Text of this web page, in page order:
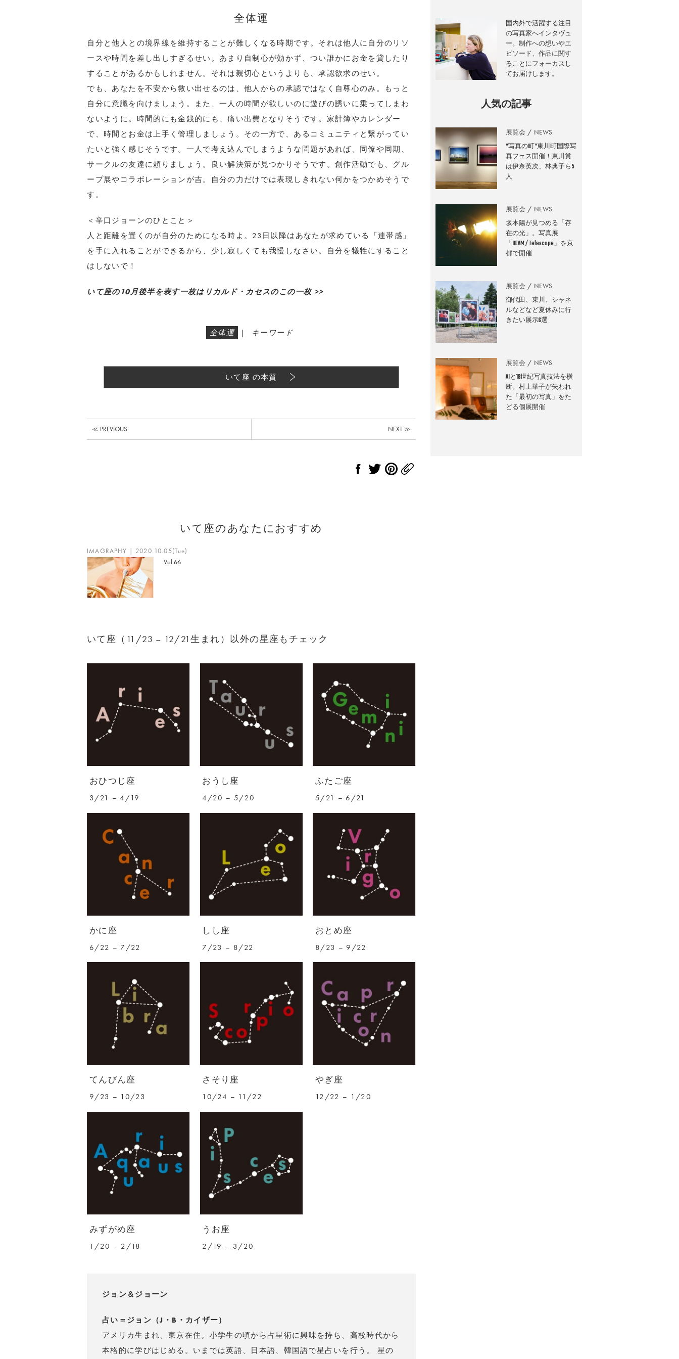
全体運
自分と他人との境界線を維持することが難しくなる時期です。それは他人に自分のリソ
ースや時間を差し出しすぎるせい。あまり自制心が効かず、つい誰かにお金を貸したり
することがあるかもしれません。それは親切心というよりも、承認欲求のせい。
でも、あなたを不安から救い出せるのは、他人からの承認ではなく自尊心のみ。もっと
自分に意識を向けましょう。また、一人の時間が欲しいのに遊びの誘いに乗ってしまわ
ないように。時間的にも金銭的にも、痛い出費となりそうです。家計簿やカレンダー
で、時間とお金は上手く管理しましょう。その一方で、あるコミュニティと繋がってい
たいと強く感じそうです。一人で考え込んでしまうような問題があれば、同僚や同期、
サークルの友達に頼りましょう。良い解決策が見つかりそうです。創作活動でも、グル
ープ展やコラボレーションが吉。自分の力だけでは表現しきれない何かをつかめそうで
す。
＜辛口ジョーンのひとこと＞
人と距離を置くのが自分のためになる時よ。23日以降はあなたが求めている「連帯感」
を手に入れることができるから、少し寂しくても我慢しなさい。自分を犠牲にすること
はしないで！
いて座の10月後半を表す一枚はリカルド・カセスのこの一枚 >>
全体運 | キーワード
いて座 の本質
≪ PREVIOUS NEXT ≫
いて座のあなたにおすすめ
IMAGRAPHY | 2020.10.05(Tue)
Vol.66
いて座（11/23 – 12/21生まれ）以外の星座もチェック
おひつじ座
3/21 – 4/19
おうし座
4/20 – 5/20
ふたご座
5/21 – 6/21
かに座
6/22 – 7/22
しし座
7/23 – 8/22
おとめ座
8/23 – 9/22
てんびん座
9/23 – 10/23
さそり座
10/24 – 11/22
やぎ座
12/22 – 1/20
みずがめ座
1/20 – 2/18
うお座
2/19 – 3/20
ジョン＆ジョーン
占い＝ジョン（J・B・カイザー）
アメリカ生まれ、東京在住。小学生の頃から占星術に興味を持ち、高校時代から
本格的に学びはじめる。いまでは英語、日本語、韓国語で星占いを行う。 星の
国内外で活躍する注目
の写真家へインタヴュ
ー。制作への想いやエ
ピソード、作品に関す
ることにフォーカスし
てお届けします。
人気の記事
展覧会 NEWS
”写真の町”東川町国際写
真フェス開催！東川賞
は伊奈英次、林典子ら5
人
展覧会 NEWS
坂本陽が見つめる「存
在の光」。写真展
「BEAM / Telescope」を京
都で開催
展覧会 NEWS
御代田、東川、シャネ
ルなどなど夏休みに行
きたい展示6選
展覧会 NEWS
AIと19世紀写真技法を横
断。村上華子が失われ
た「最初の写真」をた
どる個展開催